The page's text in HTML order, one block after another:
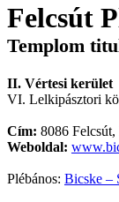
Felcsút
Templom
II. Vértesi kerület
VI. Lelkipásztori
Cím: 8086
Weboldal:
Plébános: Bicske –